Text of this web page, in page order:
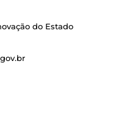
do Estado